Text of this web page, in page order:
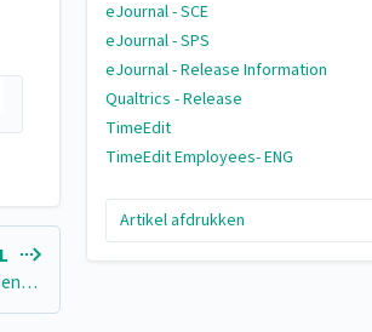
Hoe koppel en ontkoppel ik een Rubric aan/van een Assignment of Discussion?
eJournal - SCE
eJournal - SPS
eJournal - Release Information
Qualtrics - Release
TimeEdit
TimeEdit Employees- ENG
Artikel afdrukken